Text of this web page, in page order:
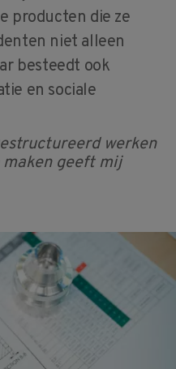
producten die ze
niet alleen
besteedt ook
en sociale
werken
geeft mij